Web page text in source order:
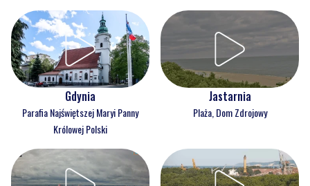
Gdynia
Parafia Najświętszej Maryi Panny
Królowej Polski
Jastarnia
Plaża, Dom Zdrojowy